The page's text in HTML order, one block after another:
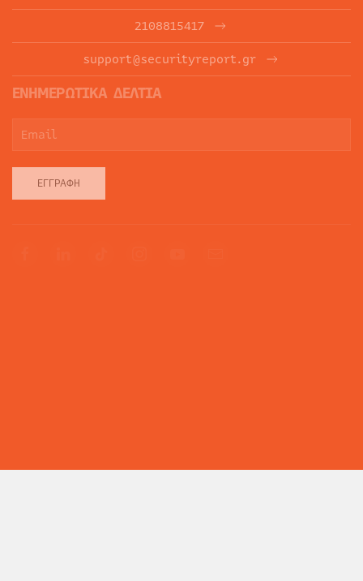
2108815417
support@securityreport.gr
ΕΝΗΜΕΡΩΤΙΚΑ ΔΕΛΤΙΑ
ΕΓΓΡΑΦΉ